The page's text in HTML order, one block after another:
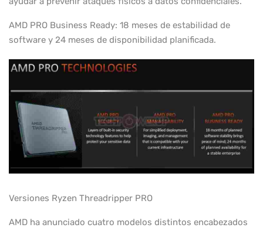
AMD PRO Business Ready: 18 meses de estabilidad de
software y 24 meses de disponibilidad planificada.
Versiones Ryzen Threadripper PRO
AMD ha anunciado cuatro modelos distintos encabezados